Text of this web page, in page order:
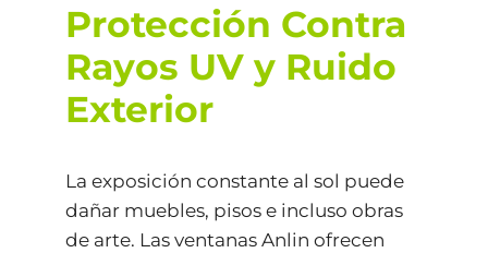
Protección Contra
Rayos UV y Ruido
Exterior
La exposición constante al sol puede
dañar muebles, pisos e incluso obras
de arte. Las ventanas Anlin ofrecen